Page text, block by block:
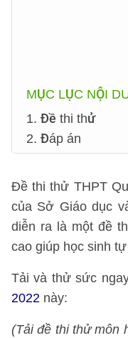
MỤC LỤC NỘI
1. Đề thi thử
2. Đáp án
Đề thi thử THPT
của Sở Giáo dục
diễn ra là một đề
cao giúp học sinh
Tải và thử sức
2022 này:
(Tải đề thi thử môn